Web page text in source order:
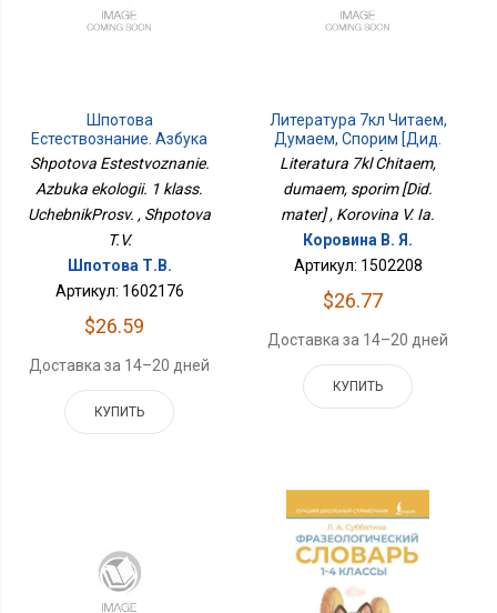
Шпотова
Естествознание. Азбука
Экологии. 1 Класс.
Shpotova Estestvoznanie.
Azbuka ekologii. 1 klass.
UchebnikProsv. , Shpotova
T.V.
Шпотова Т.В.
Артикул: 1602176
$26.59
Доставка за 14–20 дней
КУПИТЬ
Литература 7кл Читаем,
Думаем, Спорим [Дид.
Матер]
Literatura 7kl Chitaem,
dumaem, sporim [Did.
mater] , Korovina V. Ia.
Коровина В. Я.
Артикул: 1502208
$26.77
Доставка за 14–20 дней
КУПИТЬ